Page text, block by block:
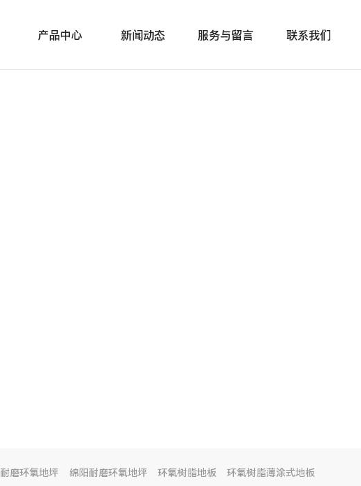
产品中心 新闻动态 服务与留言 联系我们
耐磨环氧地坪 绵阳耐磨环氧地坪 环氧树脂地板 环氧树脂薄涂式地板